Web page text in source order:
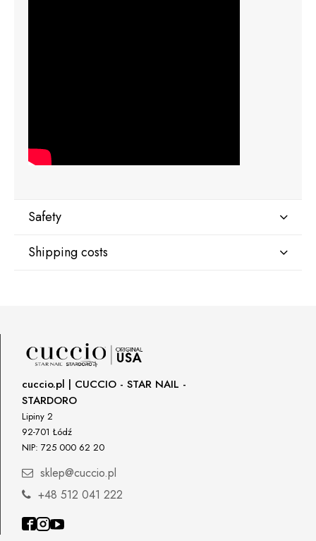
Safety
Manufacturer
800 762 6245
Responsible person in the EU
Petar Bangeev
Chakalitsa 2A
2700 Blagoevgrad, Bułgaria
qeri_bangeeva@yahoo.com
Importer
P.H. NEXT Maciej Wojnarowski
Słoneczna 10
Shipping costs
cuccio.pl | CUCCIO - STAR NAIL -
STARDORO
Lipiny 2
92-701 Łódź
NIP: 725 000 62 20
sklep@cuccio.pl
+48 512 041 222